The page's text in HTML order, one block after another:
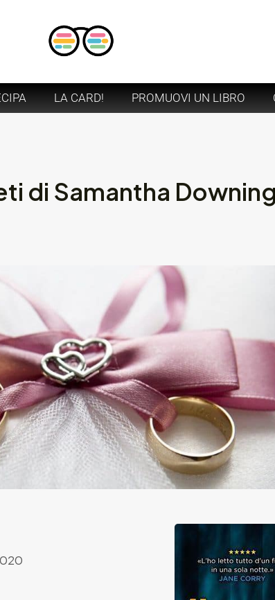
LA CARD! PROMUOVI UN LIBRO
di Samantha Downing